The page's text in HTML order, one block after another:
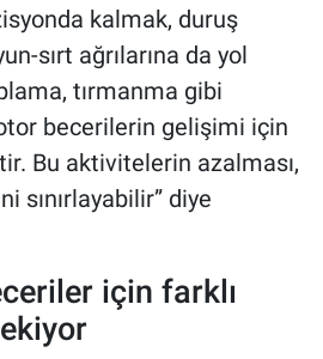
kalmak, duruş
sırt ağrılarına da yol
tırmanma gibi
becerilerin gelişimi için
Bu aktivitelerin azalması,
sınırlayabilir” diye
için farklı